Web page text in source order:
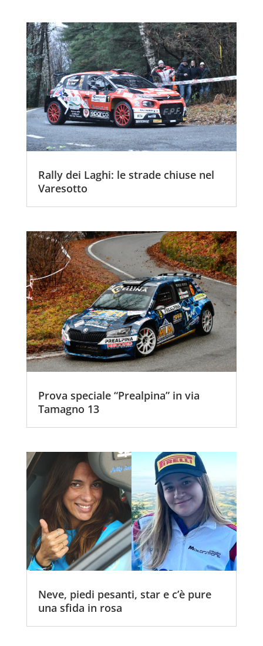
Rally dei Laghi: le strade chiuse nel
Varesotto
Prova speciale “Prealpina” in via
Tamagno 13
Neve, piedi pesanti, star e c’è pure
una sfida in rosa